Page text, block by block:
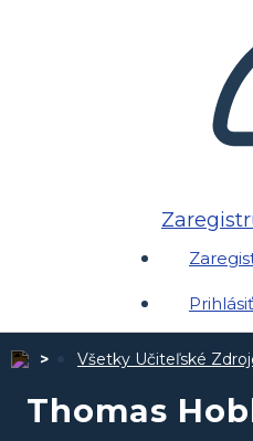
Všetky Učiteľské
Thomas